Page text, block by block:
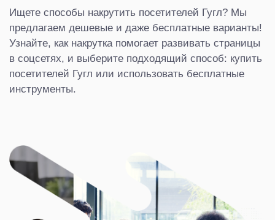
Ищете способы накрутить посетителей Гугл? Мы
предлагаем дешевые и даже бесплатные варианты!
Узнайте, как накрутка помогает развивать страницы
в соцсетях, и выберите подходящий способ: купить
посетителей Гугл или использовать бесплатные
инструменты.